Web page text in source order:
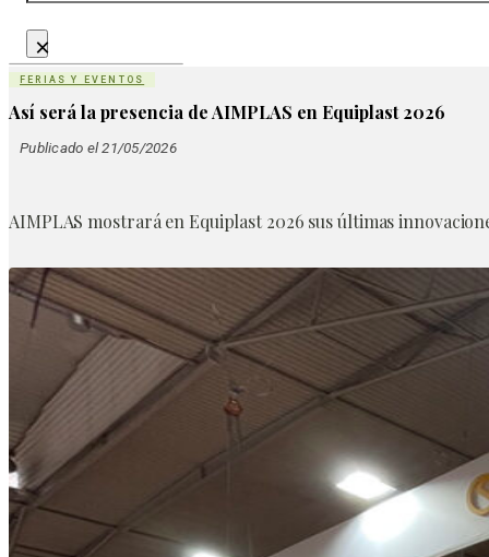
×
FERIAS Y EVENTOS
Así será la presencia de AIMPLAS en Equiplast 2026
Publicado el 21/05/2026
AIMPLAS mostrará en Equiplast 2026 sus últimas